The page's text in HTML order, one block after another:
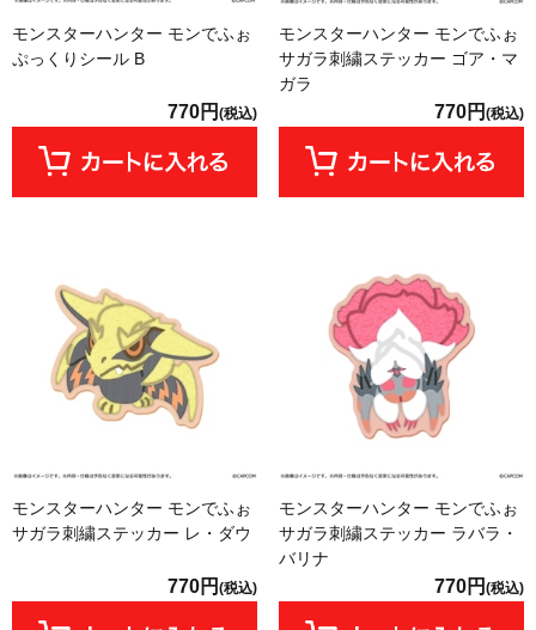
モンスターハンター モンでふぉ
ぷっくりシール B
770円 (税込)
モンスターハンター モンでふぉ
サガラ刺繍ステッカー ゴア・マ
ガラ
770円 (税込)
モンスターハンター モンでふぉ
サガラ刺繍ステッカー レ・ダウ
770円 (税込)
モンスターハンター モンでふぉ
サガラ刺繍ステッカー ラバラ・
バリナ
770円 (税込)